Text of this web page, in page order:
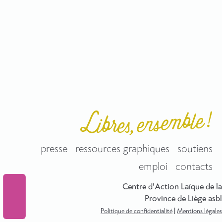
presse ressources graphiques
soutiens
emploi
contacts
Centre d'Action Laïque de la
Province de Liège asbl
Politique de confidentialité Mentions légales